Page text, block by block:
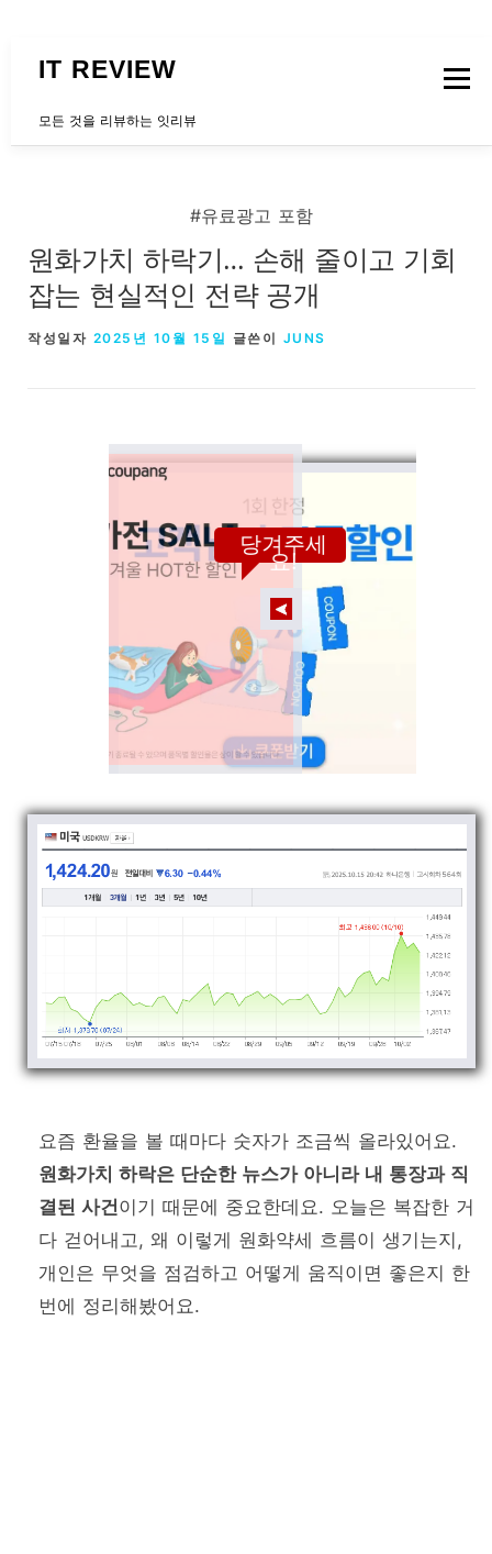
IT REVIEW
모든 것을 리뷰하는 잇리뷰
메뉴
#유료광고 포함
원화가치 하락기… 손해 줄이고 기회
잡는 현실적인 전략 공개
작성일자 2025년 10월 15일 글쓴이 JUNS
당겨주세
요!
요즘 환율을 볼 때마다 숫자가 조금씩 올라있어요.
원화가치 하락은 단순한 뉴스가 아니라 내 통장과 직
결된 사건이기 때문에 중요한데요. 오늘은 복잡한 거
다 걷어내고, 왜 이렇게 원화약세 흐름이 생기는지,
개인은 무엇을 점검하고 어떻게 움직이면 좋은지 한
번에 정리해봤어요.